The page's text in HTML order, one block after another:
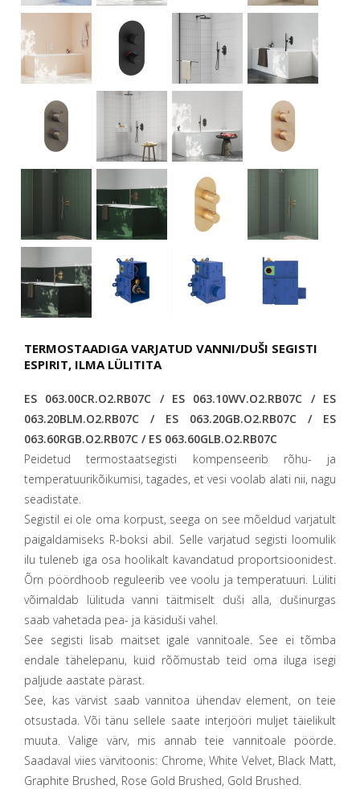
TERMOSTAADIGA VARJATUD VANNI/DUŠI SEGISTI
ESPIRIT, ILMA LÜLITITA
ES 063.00CR.O2.RB07C / ES 063.10WV.O2.RB07C / ES
063.20BLM.O2.RB07C / ES 063.20GB.O2.RB07C / ES
063.60RGB.O2.RB07C / ES 063.60GLB.O2.RB07C
Peidetud termostaatsegisti kompenseerib rõhu- ja
temperatuurikõikumisi, tagades, et vesi voolab alati nii, nagu
seadistate.
Segistil ei ole oma korpust, seega on see mõeldud varjatult
paigaldamiseks R-boksi abil. Selle varjatud segisti loomulik
ilu tuleneb iga osa hoolikalt kavandatud proportsioonidest.
Õrn pöördhoob reguleerib vee voolu ja temperatuuri. Lüliti
võimaldab lülituda vanni täitmiselt duši alla, dušinurgas
saab vahetada pea- ja käsiduši vahel.
See segisti lisab maitset igale vannitoale. See ei tõmba
endale tähelepanu, kuid rõõmustab teid oma iluga isegi
paljude aastate pärast.
See, kas värvist saab vannitoa ühendav element, on teie
otsustada. Või tänu sellele saate interjööri muljet täielikult
muuta. Valige värv, mis annab teie vannitoale pöörde.
Saadaval viies värvitoonis: Chrome, White Velvet, Black Matt,
Graphite Brushed, Rose Gold Brushed, Gold Brushed.